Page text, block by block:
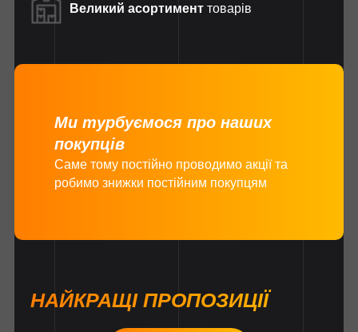
Великий асортимент товарів
Ми турбуємося про наших
покупців
Саме тому постійно проводимо акції та
робимо знижки постійним покупцям
НАЙКРАЩІ ПРОПОЗИЦІЇ